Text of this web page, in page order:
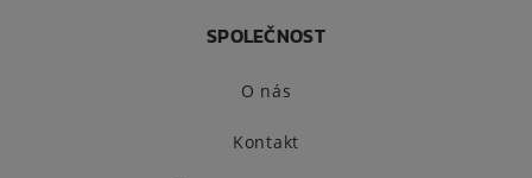
SPOLEČNOST
O nás
Kontakt